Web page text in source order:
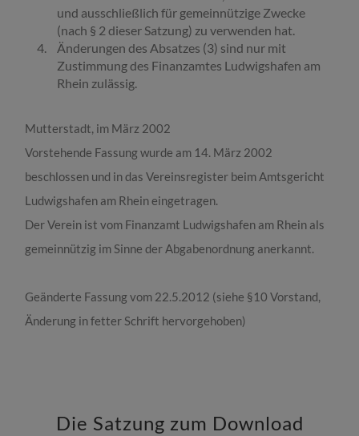
und ausschließlich für gemeinnützige Zwecke
(nach § 2 dieser Satzung) zu verwenden hat.
Änderungen des Absatzes (3) sind nur mit
Zustimmung des Finanzamtes Ludwigshafen am
Rhein zulässig.
Mutterstadt, im März 2002
Vorstehende Fassung wurde am 14. März 2002
beschlossen und in das Vereinsregister beim Amtsgericht
Ludwigshafen am Rhein eingetragen.
Der Verein ist vom Finanzamt Ludwigshafen am Rhein als
gemeinnützig im Sinne der Abgabenordnung anerkannt.
Geänderte Fassung vom 22.5.2012 (siehe §10 Vorstand,
Änderung in fetter Schrift hervorgehoben)
Die Satzung zum Download